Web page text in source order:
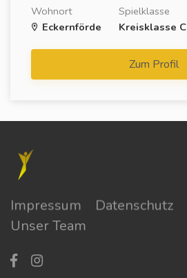
Wohnort
Eckernförde
Spielklasse
Kreisklasse C
Zum Profil
Impressum Datenschutz
Unser Team